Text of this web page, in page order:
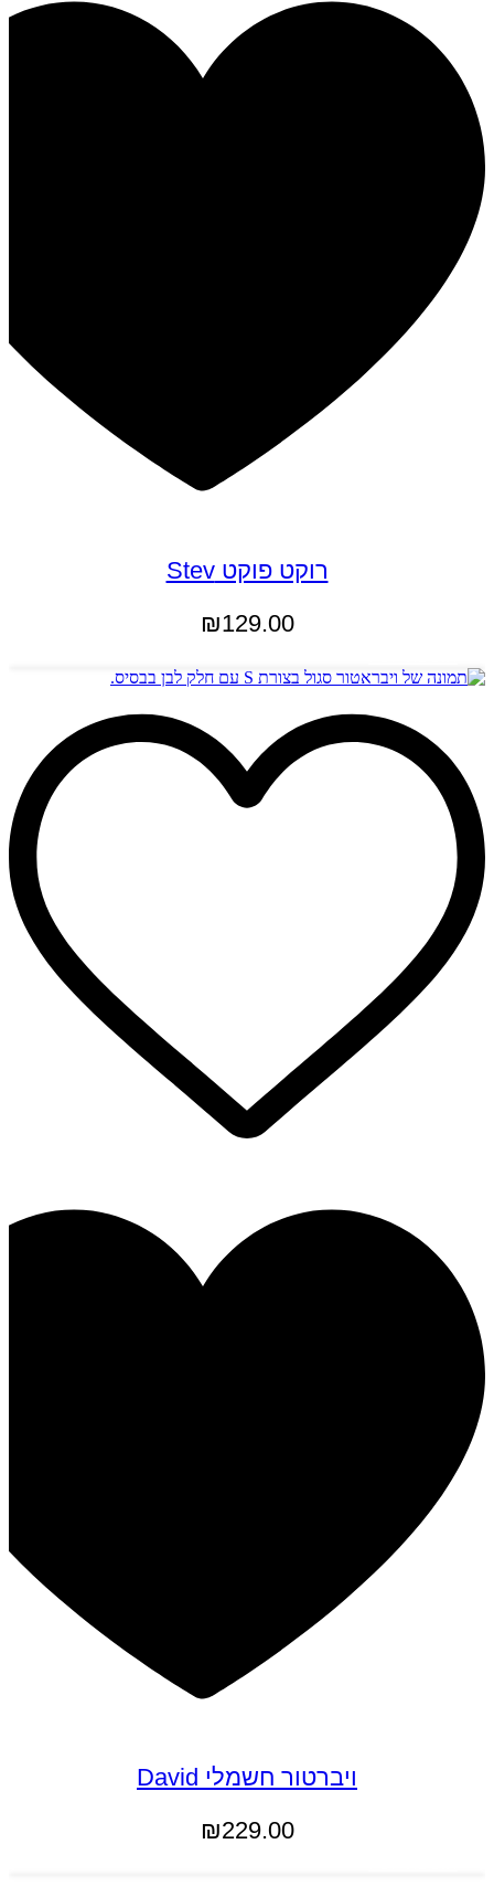
רוקט פוקט Stev
₪129.00
ויברטור חשמלי David
₪229.00